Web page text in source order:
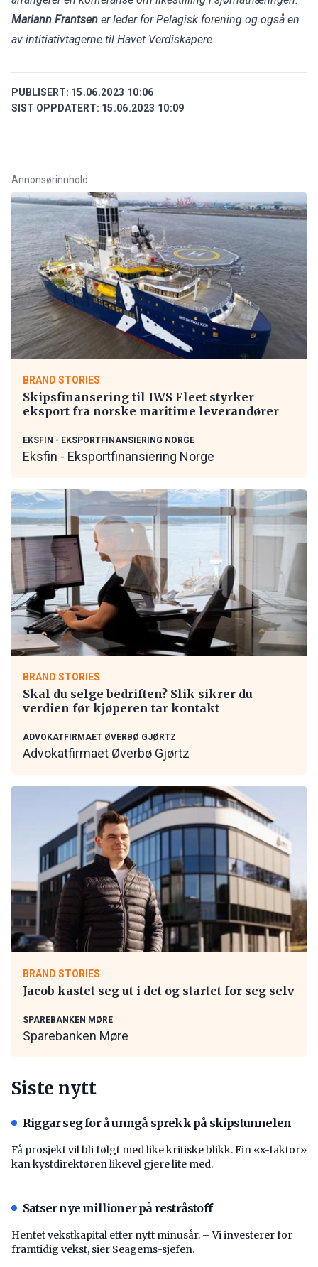
Mariann Frantsen er leder for Pelagisk forening og også en
av intitiativtagerne til Havet Verdiskapere.
PUBLISERT: 15.06.2023 10:06
SIST OPPDATERT: 15.06.2023 10:09
Annonsørinnhold
BRAND STORIES
Skipsfinansering til IWS Fleet styrker
eksport fra norske maritime leverandører
EKSFIN - EKSPORTFINANSIERING NORGE
Eksfin - Eksportfinansiering Norge
BRAND STORIES
Skal du selge bedriften? Slik sikrer du
verdien før kjøperen tar kontakt
ADVOKATFIRMAET ØVERBØ GJØRTZ
Advokatfirmaet Øverbø Gjørtz
BRAND STORIES
Jacob kastet seg ut i det og startet for seg selv
SPAREBANKEN MØRE
Sparebanken Møre
Siste nytt
Riggar seg for å unngå sprekk på skipstunnelen
Få prosjekt vil bli følgt med like kritiske blikk. Ein «x-faktor»
kan kystdirektøren likevel gjere lite med.
Satser nye millioner på restråstoff
Hentet vekstkapital etter nytt minusår. – Vi investerer for
framtidig vekst, sier Seagems-sjefen.